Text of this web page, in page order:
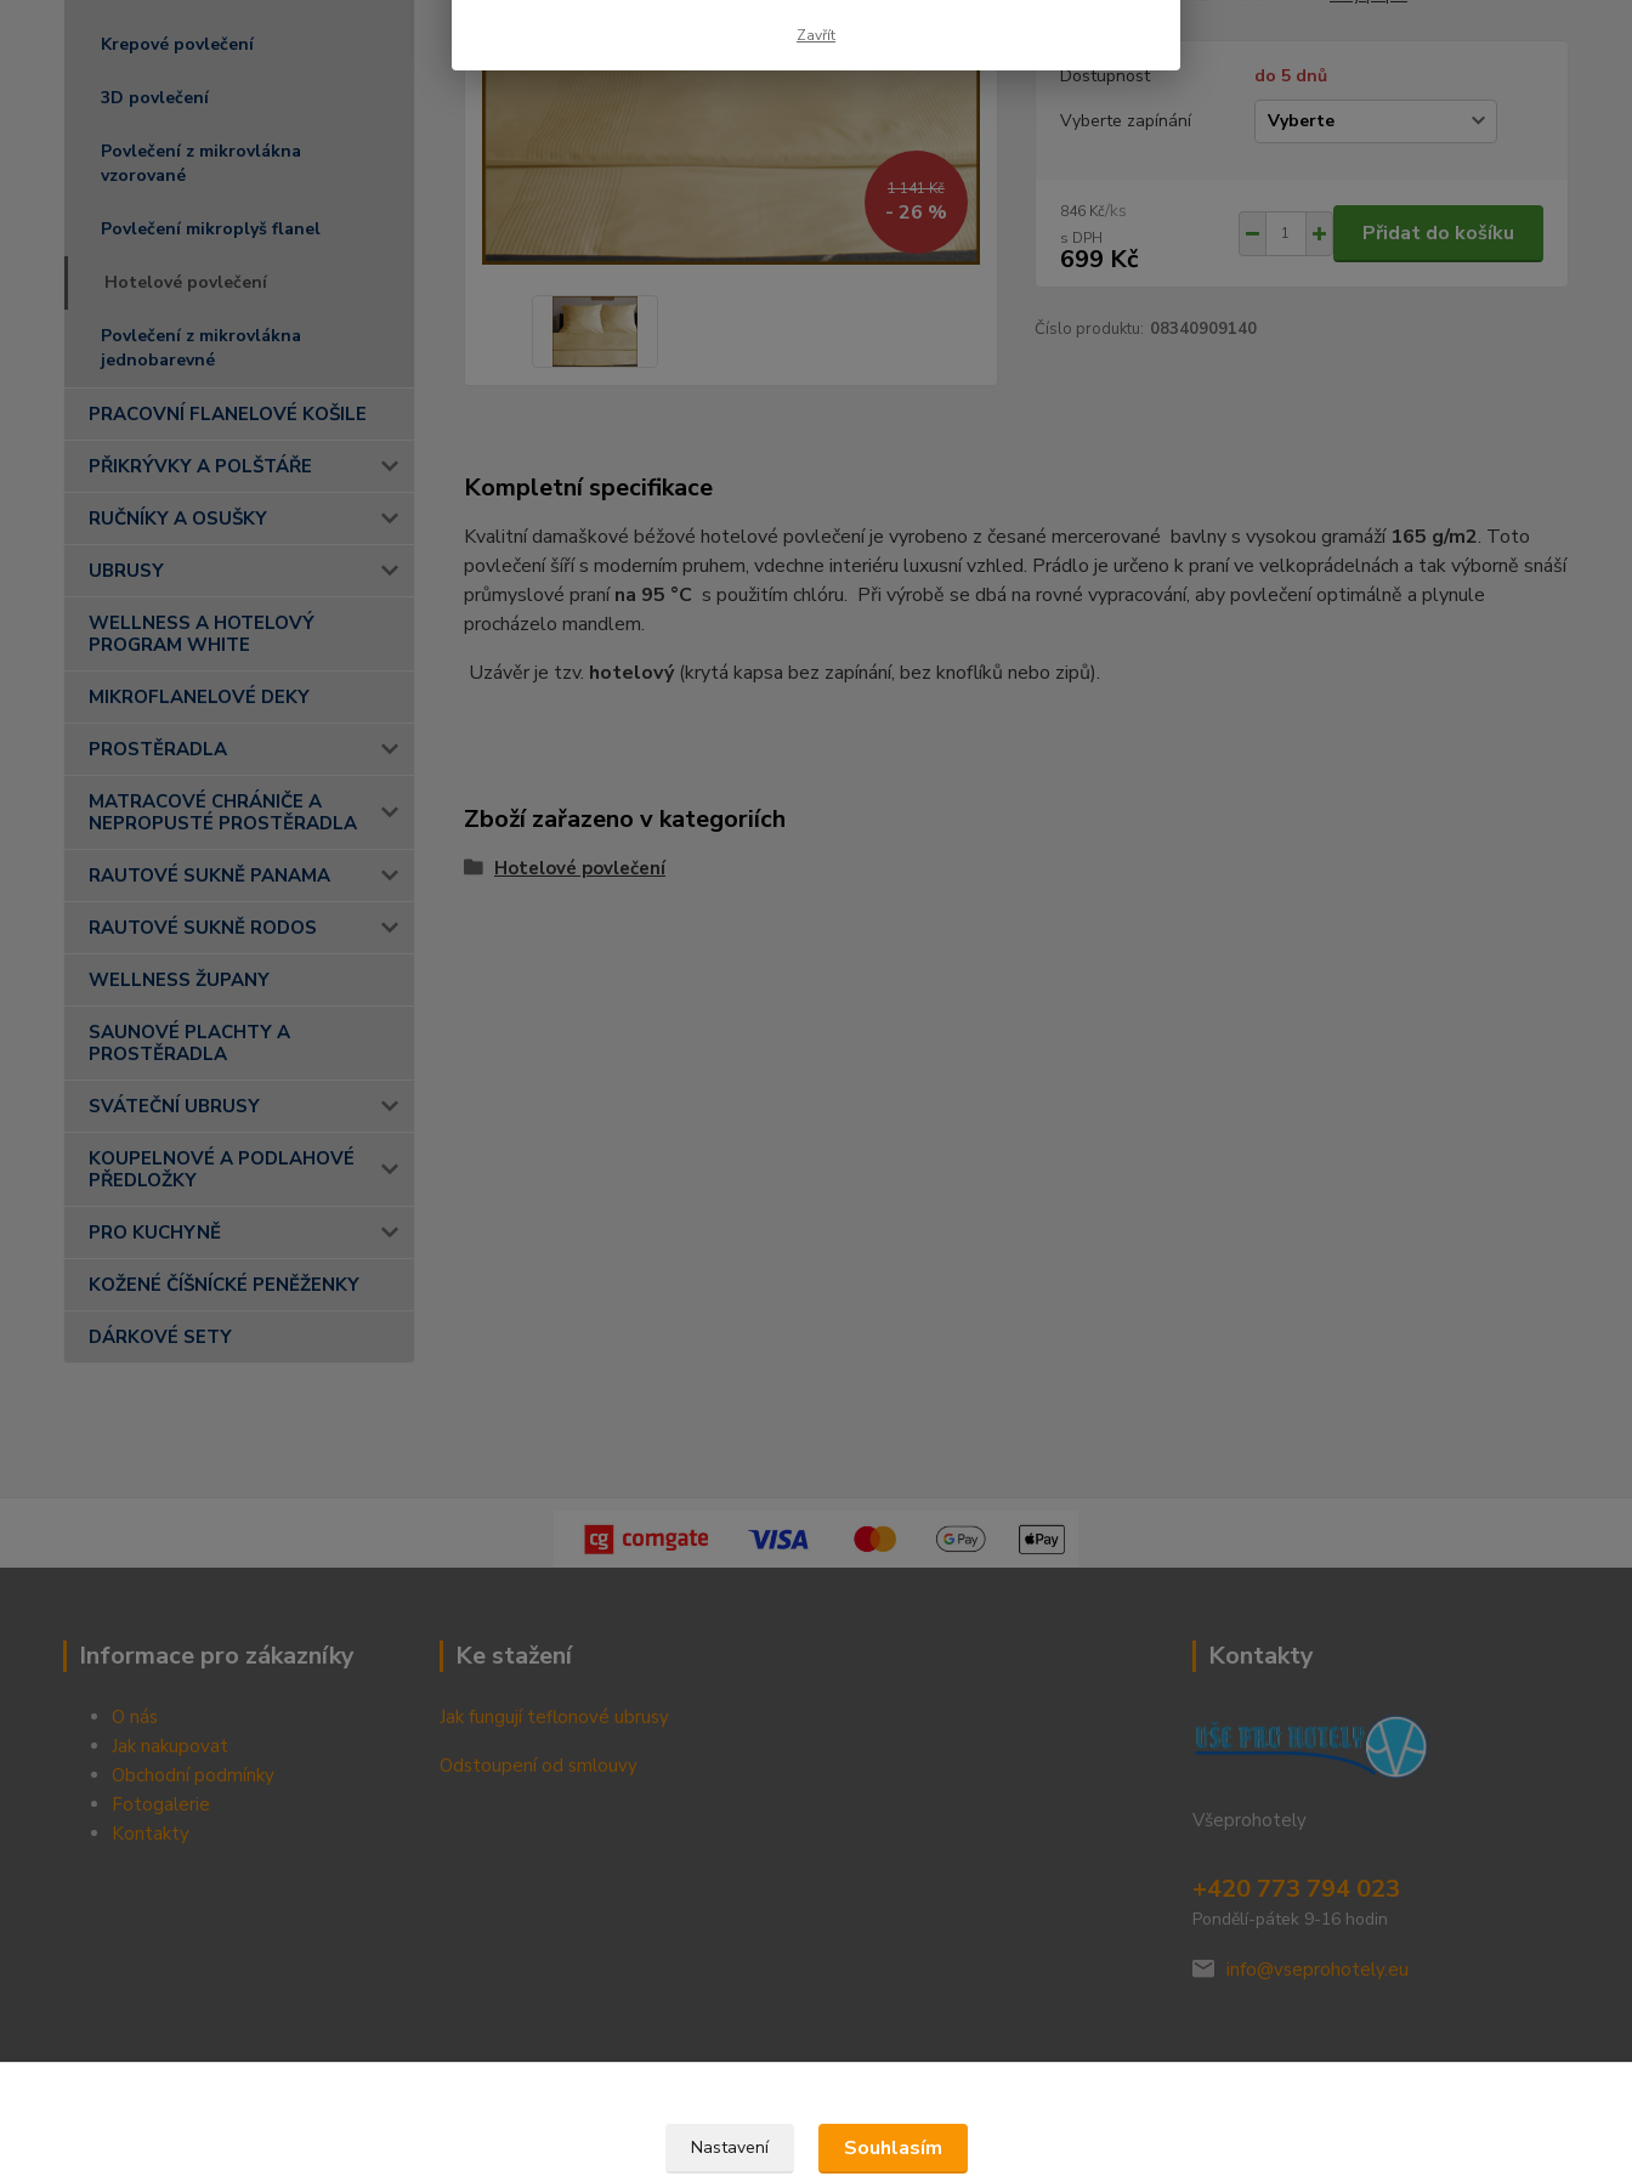
Krepové povlečení
3D povlečení
Povlečení z mikrovlákna
vzorované
Povlečení mikroplyš flanel
Hotelové povlečení
Povlečení z mikrovlákna
jednobarevné
PRACOVNÍ FLANELOVÉ KOŠILE
PŘIKRÝVKY A POLŠTÁŘE
RUČNÍKY A OSUŠKY
UBRUSY
WELLNESS A HOTELOVÝ
PROGRAM WHITE
MIKROFLANELOVÉ DEKY
PROSTĚRADLA
MATRACOVÉ CHRÁNIČE A
NEPROPUSTÉ PROSTĚRADLA
RAUTOVÉ SUKNĚ PANAMA
RAUTOVÉ SUKNĚ RODOS
WELLNESS ŽUPANY
SAUNOVÉ PLACHTY A
PROSTĚRADLA
SVÁTEČNÍ UBRUSY
KOUPELNOVÉ A PODLAHOVÉ
PŘEDLOŽKY
PRO KUCHYNĚ
KOŽENÉ ČÍŠNÍCKÉ PENĚŽENKY
DÁRKOVÉ SETY
1 141 Kč
- 26 %
Dostupnost
do 5 dnů
Vyberte zapínání
846 Kč/ks
699 Kč
Přidat do košíku
Číslo produktu: 08340909140
Kompletní specifikace
Kvalitní damaškové béžové hotelové povlečení je vyrobeno z česané mercerované bavlny s vysokou gramáží 165 g/m2. Toto
povlečení šíří s moderním pruhem, vdechne interiéru luxusní vzhled. Prádlo je určeno k praní ve velkoprádelnách a tak výborně snáší
průmyslové praní na 95 °C s použitím chlóru. Při výrobě se dbá na rovné vypracování, aby povlečení optimálně a plynule
procházelo mandlem.
Uzávěr je tzv. hotelový(krytá kapsa bez zapínání, bez knoflíků nebo zipů).
Zboží zařazeno v kategoriích
Hotelové povlečení
Informace pro zákazníky
O nás
Jak nakupovat
Obchodní podmínky
Fotogalerie
Kontakty
Ke stažení
Jak fungují teflonové ubrusy
Odstoupení od smlouvy
Kontakty
Všeprohotely
+420 773 794 023
Pondělí-pátek 9-16 hodin
info@vseprohotely.eu
Upravit sběr cookies.
Zavřít
Nastavení Souhlasím